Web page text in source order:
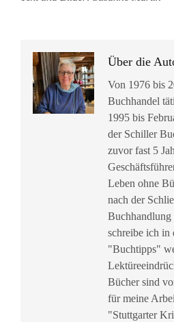
Über die
Von 1976 bis
Buchhandel
1995 bis
der Schiller
zuvor fast 5
Leben ohne
nach der
Buchhandlung
schreibe ich in
"Buchtipps"
Bücher sind
für meine
"Stuttgarter